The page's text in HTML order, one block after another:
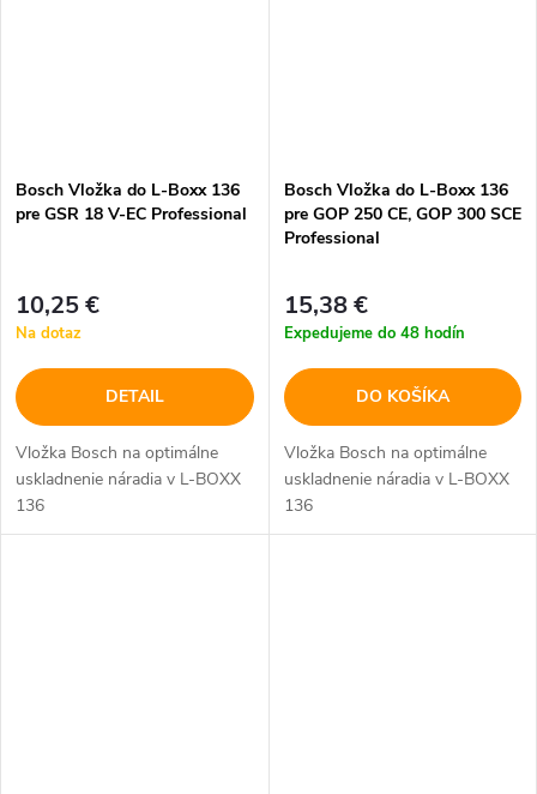
Bosch Vložka do L-Boxx 136
pre GSR 18 V-EC Professional
10,25 €
Na dotaz
DETAIL
Vložka Bosch na optimálne
uskladnenie náradia v L-BOXX
136
Bosch Vložka do L-Boxx 136
pre GOP 250 CE, GOP 300 SCE
Professional
15,38 €
Expedujeme do 48 hodín
DO KOŠÍKA
Vložka Bosch na optimálne
uskladnenie náradia v L-BOXX
136